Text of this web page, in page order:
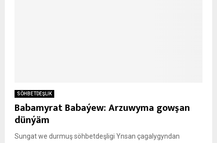
SÖHBETDEŞLIK
Babamyrat Babaýew: Arzuwyma gowşan
dünýäm
Sungat we durmuş söhbetdeşligi Ynsan çagalygyndan